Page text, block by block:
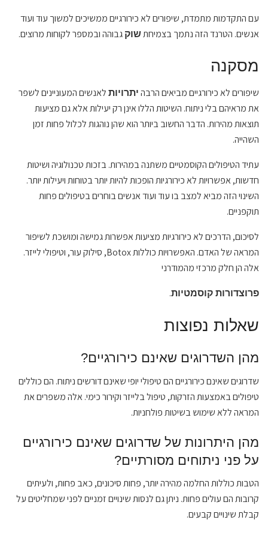
עם התקדמות מתמדת, שיפורים לא כירורגיים ממשיכים למשוך עוד ועוד
אנשים. הטרנד הזה נתמך בצמיחתשוק גבוהה ובמספר לקוחות מרוצים.
מסקנה
שיפורים לא כירורגיים מביאים הרבה יתרויות לאנשים המעוניינים לשפר
את מראיהם בלי ניתוח. השיטות הללו אינן רק יעילות אלא גם מציעות
תוצאות מהירות. הדבר החשוב ביותר הוא שהן נוהגות לכלול פחות זמן
השהייה.
עתיד הטיפולים הקוסמטיים משתנה במהירות. בזכות טכנולוגיה ושיטות
חדשות, אפשרויות לא כירורגיות הופכות להיות יותר בטוחות ויעילות יותר.
השינוי הזה מביא למצב בו עוד ועוד אנשים בוחרים בטיפולים פחות
תוקפניים.
לסיכום, הדרכים לא כירורגיות מציעות אפשרות גמישה ומושכת לשיפור
המראה של האדם. האפשרויות כוללות Botox, סילוק עור, וטיפולי לייזר.
אלה הן חלק מרכזי מהמודרני
פרוצדורות קוסמטיות.
שאלות נפוצות
מהן השדרוגים שאינם כירורגיים?
שדרוגים שאינם כירורגיים הם טיפולי יופי שאינם דורשים ניתוח. הם כוללים
טיפולים באמצעות הזרקות, טיפול בלייזר וקירור כימי. אלה משפרים את
המראה ללא שימוש בשיטות פולחניות.
מהן היתרונות של שדרוגים שאינם כירורגיים
על פני ניתוחים מסורתיים?
הטבות כוללות החלמה מהירה יותר, פחות סיכונים, כאב פחות, ולעיתים
קרובות הם עולים פחות. ניתן גם לנסות שינויים זמניים לפני שמחליטים על
קבלת שינויים קבעים.